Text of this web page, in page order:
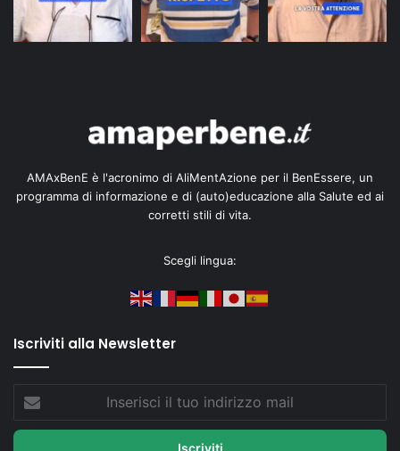
AMAxBenE è l'acronimo di AliMentAzione per il BenEssere, un
programma di informazione e di (auto)educazione alla Salute ed ai
corretti stili di vita.
Scegli lingua:
Iscriviti alla Newsletter
tuo